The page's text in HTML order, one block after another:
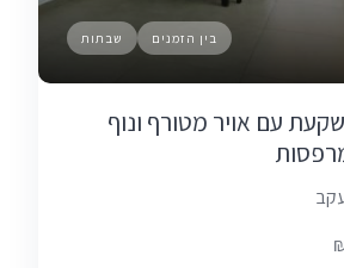
בין הזמנים שבתות
עם אויר מטורף ונוף